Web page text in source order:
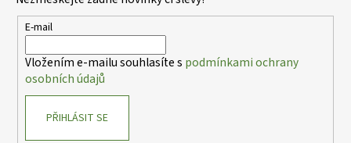
c
r
E-mail
Vložením e-mailu souhlasíte s podmínkami ochrany
osobních údajů
PŘIHLÁSIT SE